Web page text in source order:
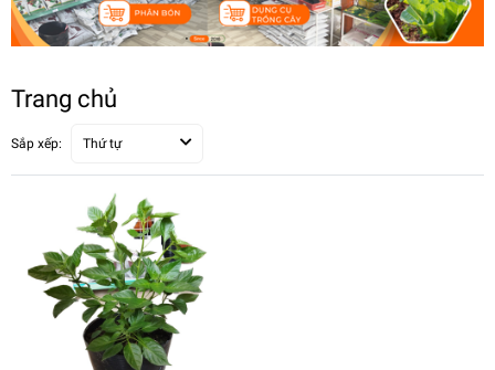
Trang chủ
Sắp xếp: Thứ tự